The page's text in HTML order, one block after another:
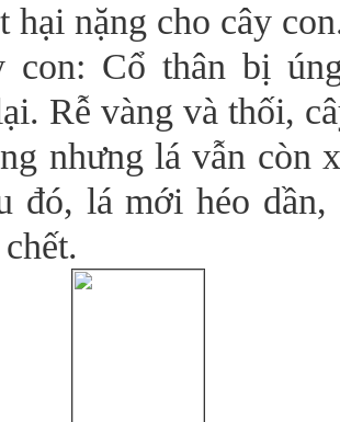
hại nặng cho cây
con: Cổ thân bị
Rễ vàng và thối,
nhưng lá vẫn còn
đó, lá mới héo dần,